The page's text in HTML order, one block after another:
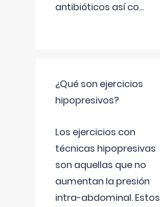
antibióticos así co...
¿Qué son ejercicios
hipopresivos?
Los ejercicios con
técnicas hipopresivas
son aquellas que no
aumentan la presión
intra-abdominal. Estos